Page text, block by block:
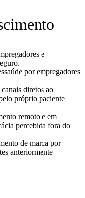
e
por empregadores
diretos ao
próprio paciente
remoto e em
percebida fora do
de marca por
anteriormente